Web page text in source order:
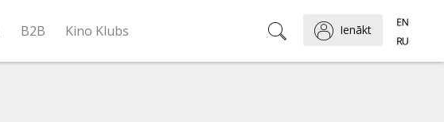
B2B Kino Klubs Ienākt